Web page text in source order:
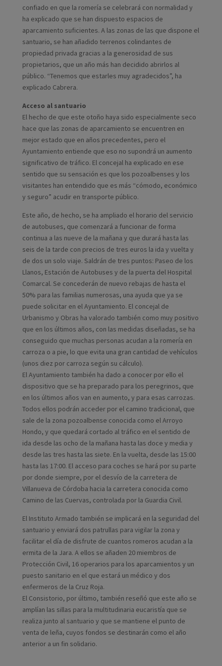
confiado en que la romería se celebrará con normalidad y
ha explicado que se han dispuesto espacios de
aparcamiento suficientes. A las zonas de las que dispone el
santuario, se han añadido terrenos colindantes de
propiedad privada gracias a la generosidad de sus
propietarios, que un año más han decidido abrirlos al
público. “Tenemos que estarles muy agradecidos”, ha
explicado Cabrera.
Acceso al santuario
El hecho de que este otoño haya sido especialmente seco
hace que las zonas de aparcamiento se encuentren en
mejor estado que en años precedentes, pero el
Ayuntamiento entiende que eso no supondrá un aumento
significativo de tráfico. El concejal ha explicado en ese
sentido que su sensación es que los pozoalbenses y los
visitantes han entendido que es más “cómodo, económico
y seguro” acudir en transporte público.
Este año, de hecho, se ha ampliado el horario del servicio
de autobuses, que comenzará a funcionar de forma
continua a las nueve de la mañana y que durará hasta las
seis de la tarde con precios de tres euros la ida y vuelta y
de dos un solo viaje. Saldrán de tres puntos: Paseo de los
Llanos, Estación de Autobuses y de la puerta del Hospital
Comarcal. Se concederán de nuevo rebajas de hasta el
50% para las familias numerosas, una ayuda que ya se
puede solicitar en el Ayuntamiento. El concejal de
Urbanismo y Obras ha valorado también como muy positivo
que en los últimos años, con las medidas diseñadas, se ha
conseguido que muchas personas acudan a la romería en
carroza o a pie, lo que evita una gran cantidad de vehículos
(unos diez por carroza según su cálculo).
El Ayuntamiento también ha dado a conocer por ello el
dispositivo que se ha preparado para los peregrinos, que
en los últimos años van en aumento, y para esas carrozas.
Todos ellos podrán acceder por el camino tradicional, que
sale de la zona pozoalbense conocida como el Arroyo
Hondo, y que quedará cortado al tráfico en el sentido de
ida desde las ocho de la mañana hasta las doce y media y
desde las tres hasta las siete. En la vuelta, desde las 15:00
hasta las 17:00. El acceso para coches se hará por su parte
por donde siempre, por el desvío de la carretera de
Villanueva de Córdoba hacia la carretera conocida como
Camino de las Cuervas, controlada por la Guardia Civil.
El Instituto Armado también se implicará en la seguridad del
santuario y enviará dos patrullas para vigilar la zona y
facilitar el día de disfrute de cuantos romeros acudan a la
ermita de la Jara. A ellos se añaden 20 miembros de
Protección Civil, 16 operarios para los aparcamientos y un
puesto sanitario en el que estará un médico y dos
enfermeros de la Cruz Roja.
El Consistorio, por último, también reseñó que este año se
amplían las sillas para la multitudinaria eucaristía que se
realiza junto al santuario y que se mantiene el punto de
venta de leña, cuyos fondos se destinarán como el año
anterior a un fin solidario.